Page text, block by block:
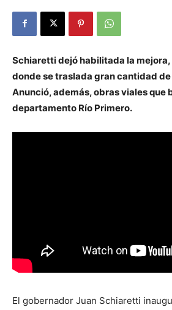
Schiaretti dejó habilitada la mejora,
donde se traslada gran cantidad
Anunció, además, obras viales que
departamento Río Primero.
El gobernador Juan Schiaretti